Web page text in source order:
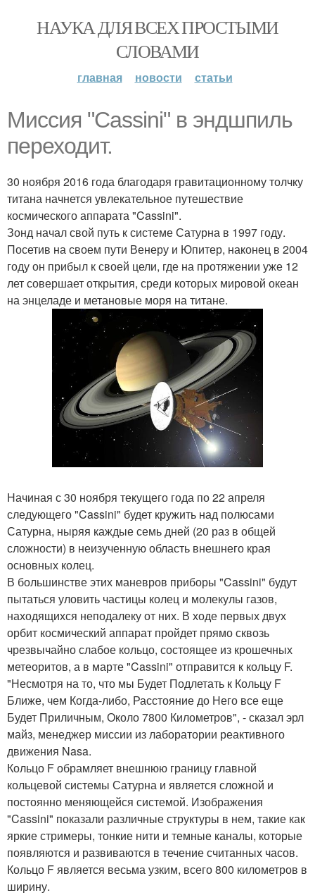
НАУКА ДЛЯ ВСЕХ ПРОСТЫМИ
СЛОВАМИ
главная новости статьи
Миссия "Cassini" в эндшпиль
переходит.
30 ноября 2016 года благодаря гравитационному толчку
титана начнется увлекательное путешествие
космического аппарата "Cassini".
Зонд начал свой путь к системе Сатурна в 1997 году.
Посетив на своем пути Венеру и Юпитер, наконец в 2004
году он прибыл к своей цели, где на протяжении уже 12
лет совершает открытия, среди которых мировой океан
на энцеладе и метановые моря на титане.
Начиная с 30 ноября текущего года по 22 апреля
следующего "Cassini" будет кружить над полюсами
Сатурна, ныряя каждые семь дней (20 раз в общей
сложности) в неизученную область внешнего края
основных колец.
В большинстве этих маневров приборы "Cassini" будут
пытаться уловить частицы колец и молекулы газов,
находящихся неподалеку от них. В ходе первых двух
орбит космический аппарат пройдет прямо сквозь
чрезвычайно слабое кольцо, состоящее из крошечных
метеоритов, а в марте "Cassini" отправится к кольцу F.
"Несмотря на то, что мы Будет Подлетать к Кольцу F
Ближе, чем Когда-либо, Расстояние до Него все еще
Будет Приличным, Около 7800 Километров", - сказал эрл
майз, менеджер миссии из лаборатории реактивного
движения Nasa.
Кольцо F обрамляет внешнюю границу главной
кольцевой системы Сатурна и является сложной и
постоянно меняющейся системой. Изображения
"Cassini" показали различные структуры в нем, такие как
яркие стримеры, тонкие нити и темные каналы, которые
появляются и развиваются в течение считанных часов.
Кольцо F является весьма узким, всего 800 километров в
ширину.